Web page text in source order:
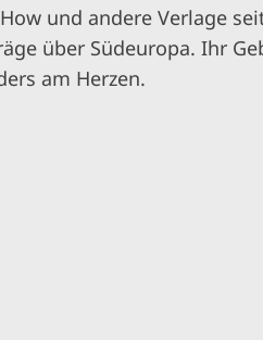
und andere Verlage
über Südeuropa. Ihr
am Herzen.